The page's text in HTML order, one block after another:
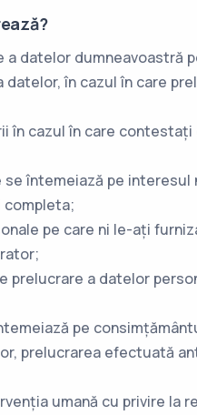
datelor dumneavoastră
în cazul în care
în cazul în care
întemeiază pe
pe care ni le-ați
a datelor
pe
prelucrarea efectuată
umană cu privire la